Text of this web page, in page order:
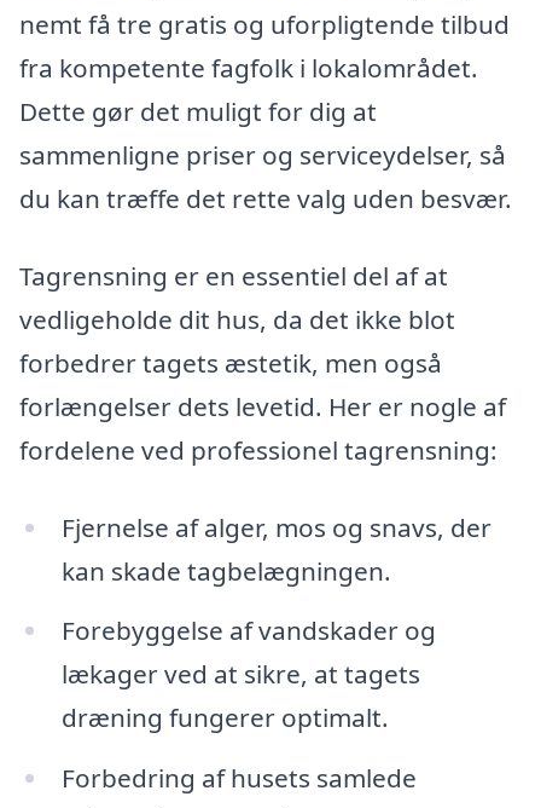
nemt få tre gratis og uforpligtende tilbud
fra kompetente fagfolk i lokalområdet.
Dette gør det muligt for dig at
sammenligne priser og serviceydelser, så
du kan træffe det rette valg uden besvær.
Tagrensning er en essentiel del af at
vedligeholde dit hus, da det ikke blot
forbedrer tagets æstetik, men også
forlængelser dets levetid. Her er nogle af
fordelene ved professionel tagrensning:
Fjernelse af alger, mos og snavs, der
kan skade tagbelægningen.
Forebyggelse af vandskader og
lækager ved at sikre, at tagets
dræning fungerer optimalt.
Forbedring af husets samlede